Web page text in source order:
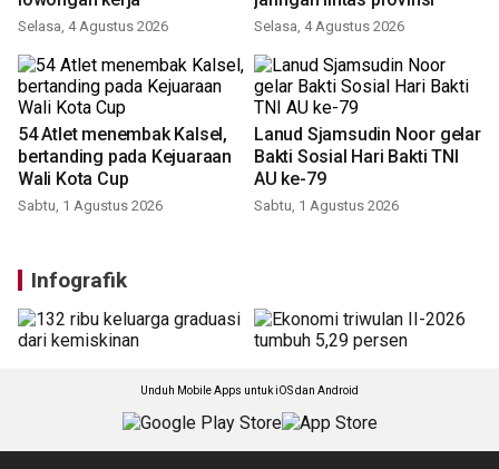
Pemprov Kalsel gandeng 46
perusahaan, hadirkan 1.145
lowongan kerja
Selasa, 4 Agustus 2026
Polda Kalsel gagalkan
peredaran 172,4 kg sabu
jaringan lintas provinsi
Selasa, 4 Agustus 2026
54 Atlet menembak Kalsel,
bertanding pada Kejuaraan
Wali Kota Cup
Lanud Sjamsudin Noor gelar
Bakti Sosial Hari Bakti TNI
Sabtu, 1 Agustus 2026